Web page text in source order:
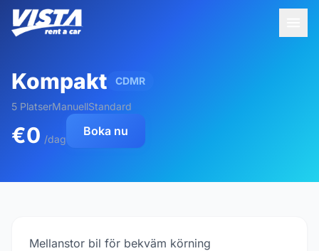
Kompakt CDMR
5 PlatserManuellStandard
€0 /dag
Boka nu
Mellanstor bil för bekväm körning